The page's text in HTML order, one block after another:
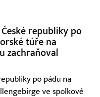
republiky po
túře na
zachraňoval
po pádu na
ve spolkové